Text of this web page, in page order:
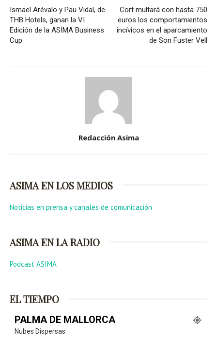
Ismael Arévalo y Pau Vidal, de
THB Hotels, ganan la VI
Edición de la ASIMA Business
Cup
Cort multará con hasta 750
euros los comportamientos
incívicos en el aparcamiento
de Son Fuster Vell
Redacción Asima
ASIMA EN LOS MEDIOS
Noticias en prensa y canales de comunicación
ASIMA EN LA RADIO
Podcast ASIMA
EL TIEMPO
PALMA DE MALLORCA
Nubes Dispersas